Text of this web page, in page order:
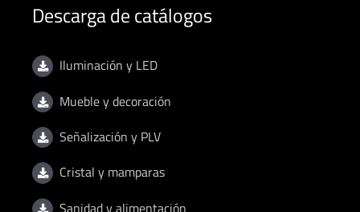
Descarga de catálogos
Iluminación y LED
Mueble y decoración
Señalización y PLV
Cristal y mamparas
Sanidad y alimentación